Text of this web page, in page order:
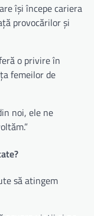
își începe cariera
provocărilor și
o privire în
femeilor de
noi, ele ne
să atingem